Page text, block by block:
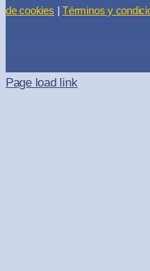
de cookies |Términos y
Page load link